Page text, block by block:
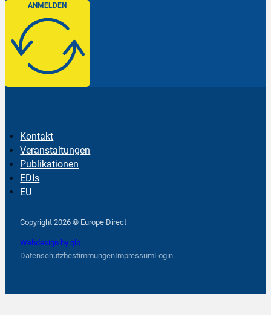
ANMELDEN
Kontakt
Veranstaltungen
Publikationen
EDIs
EU
Copyright 2026 © Europe Direct
Webdesign by qlp
DatenschutzbestimmungenImpressumLogin